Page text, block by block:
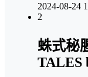
2024-08-24
2
蛛式秘
TALES